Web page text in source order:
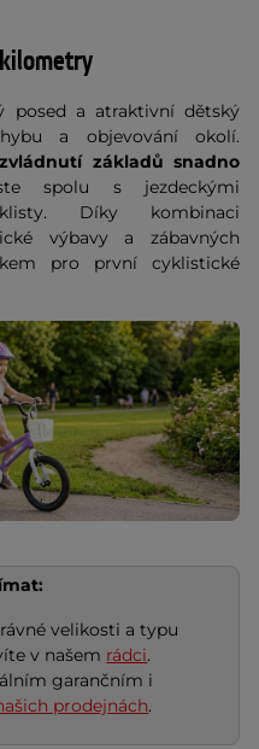
posed a atraktivní dětský
a objevování okolí.
základů snadno
spolu s jezdeckými
Díky kombinaci
výbavy a zábavných
pro první cyklistické
velikosti a typu
v našem rádci.
garančním i
prodejnách.